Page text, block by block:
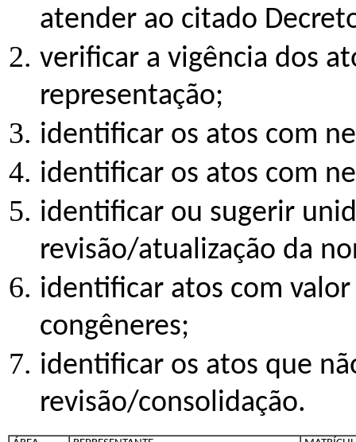
atender ao citado
verificar a vigência dos
representação;
identificar os atos com
identificar os atos com
identificar ou sugerir
revisão/atualização da
identificar atos com
congêneres;
identificar os atos que
revisão/consolidação.